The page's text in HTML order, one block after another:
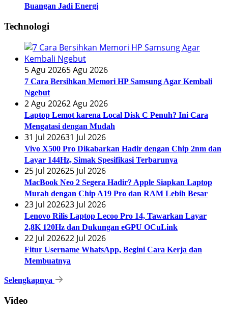
Buangan Jadi Energi
Technologi
5 Agu 20265 Agu 2026
7 Cara Bersihkan Memori HP Samsung Agar Kembali
Ngebut
2 Agu 20262 Agu 2026
Laptop Lemot karena Local Disk C Penuh? Ini Cara
Mengatasi dengan Mudah
31 Jul 202631 Jul 2026
Vivo X500 Pro Dikabarkan Hadir dengan Chip 2nm dan
Layar 144Hz, Simak Spesifikasi Terbarunya
25 Jul 202625 Jul 2026
MacBook Neo 2 Segera Hadir? Apple Siapkan Laptop
Murah dengan Chip A19 Pro dan RAM Lebih Besar
23 Jul 202623 Jul 2026
Lenovo Rilis Laptop Lecoo Pro 14, Tawarkan Layar
2,8K 120Hz dan Dukungan eGPU OCuLink
22 Jul 202622 Jul 2026
Fitur Username WhatsApp, Begini Cara Kerja dan
Membuatnya
Selengkapnya
Video